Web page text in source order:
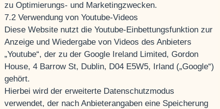
zu Optimierungs- und Marketingzwecken.
7.2 Verwendung von Youtube-Videos
Diese Website nutzt die Youtube-Einbettungsfunktion zur
Anzeige und Wiedergabe von Videos des Anbieters
„Youtube“, der zu der Google Ireland Limited, Gordon
House, 4 Barrow St, Dublin, D04 E5W5, Irland („Google“)
gehört.
Hierbei wird der erweiterte Datenschutzmodus
verwendet, der nach Anbieterangaben eine Speicherung